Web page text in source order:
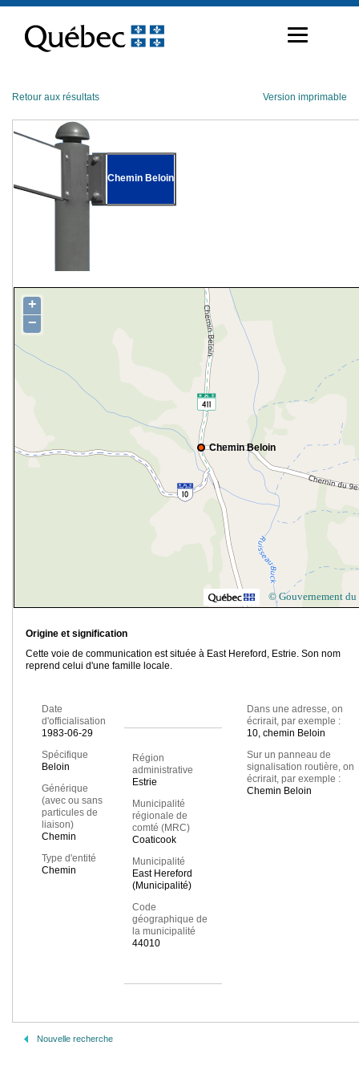
contenu
Retour aux résultats Version imprimable
Chemin Beloin
Chemin Beloin
+
−
© Gouvernement du
Origine et signification
Cette voie de communication est située à East Hereford, Estrie. Son nom
reprend celui d'une famille locale.
Date
d'officialisation
1983-06-29
Spécifique
Beloin
Générique
(avec ou sans
particules de
liaison)
Chemin
Type d'entité
Chemin
Région
administrative
Estrie
Municipalité
régionale de
comté (MRC)
Coaticook
Municipalité
East Hereford
(Municipalité)
Code
géographique de
la municipalité
44010
Dans une adresse, on
écrirait, par exemple :
10, chemin Beloin
Sur un panneau de
signalisation routière, on
écrirait, par exemple :
Chemin Beloin
Nouvelle recherche